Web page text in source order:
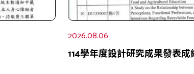
2026.08.06
114學年度設計研究成果發表成